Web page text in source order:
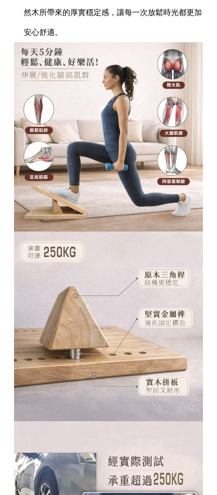
然木所帶來的厚實穩定感，讓每一次放鬆時光都更加
安心舒適。